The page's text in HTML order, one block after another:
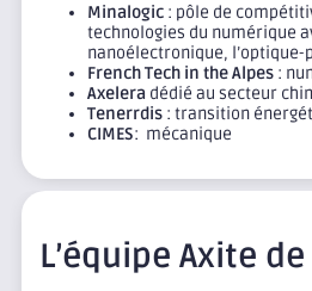
Minalogic : pôle de
technologies du numérique
nanoélectronique,
French Tech in the Alpes :
Axelera dédié au secteur
Tenerrdis : transition
CIMES: mécanique
L’équipe Axite